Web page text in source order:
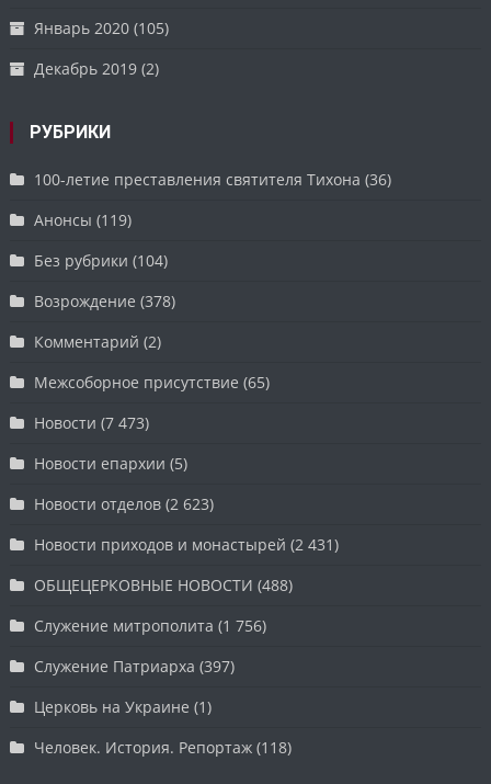
Январь 2020 (105)
Декабрь 2019 (2)
РУБРИКИ
100-летие преставления святителя Тихона (36)
Анонсы (119)
Без рубрики (104)
Возрождение (378)
Комментарий (2)
Межсоборное присутствие (65)
Новости (7 473)
Новости епархии (5)
Новости отделов (2 623)
Новости приходов и монастырей (2 431)
ОБЩЕЦЕРКОВНЫЕ НОВОСТИ (488)
Служение митрополита (1 756)
Служение Патриарха (397)
Церковь на Украине (1)
Человек. История. Репортаж (118)